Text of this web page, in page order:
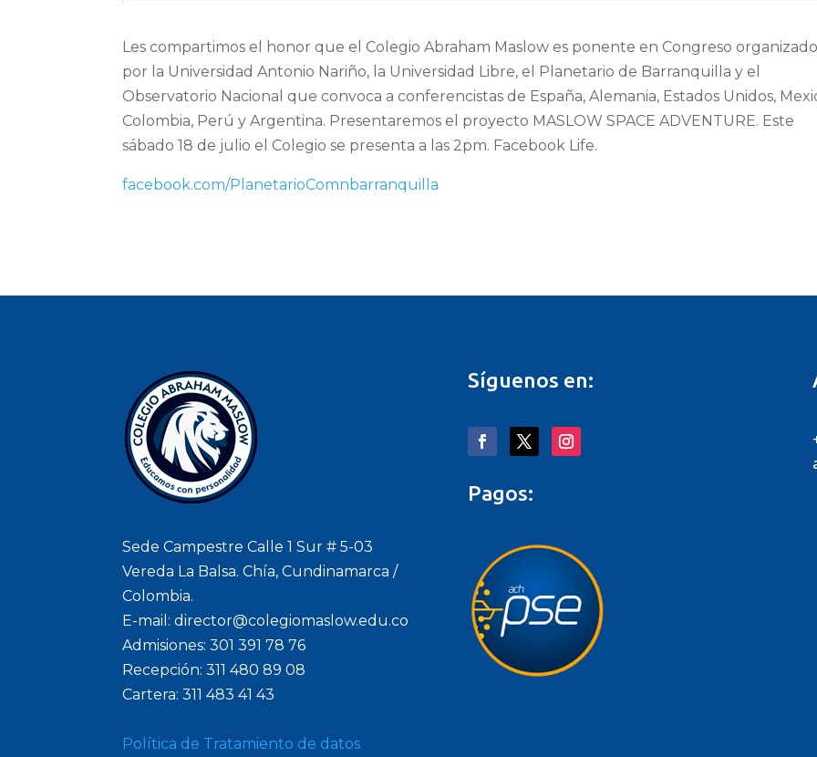
Les compartimos el honor que el Colegio Abraham Maslow es ponente en Congreso organizado
por la Universidad Antonio Nariño, la Universidad Libre, el Planetario de Barranquilla y el
Observatorio Nacional que convoca a conferencistas de España, Alemania, Estados Unidos,
Colombia, Perú y Argentina. Presentaremos el proyecto MASLOW SPACE ADVENTURE. Este
sábado 18 de julio el Colegio se presenta a las 2pm. Facebook Life.
facebook.com/PlanetarioComnbarranquilla
Sede Campestre Calle 1 Sur # 5-03
Vereda La Balsa. Chía, Cundinamarca /
Colombia.
E-mail: director@colegiomaslow.edu.co
Admisiones: 301 391 78 76
Recepción: 311 480 89 08
Cartera: 311 483 41 43
Política de Tratamiento de datos
Síguenos en:
Pagos: